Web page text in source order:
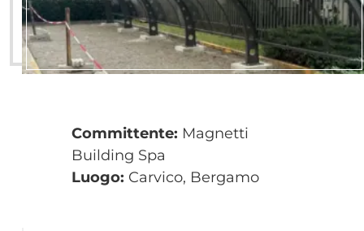
Committente: Magnetti
Building Spa
Luogo: Carvico, Bergamo